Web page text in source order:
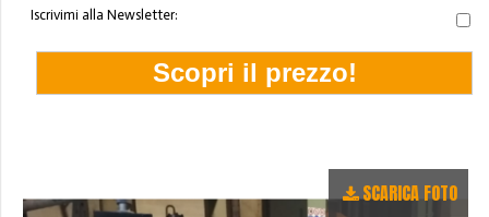
Iscrivimi alla Newsletter:
SCARICA FOTO